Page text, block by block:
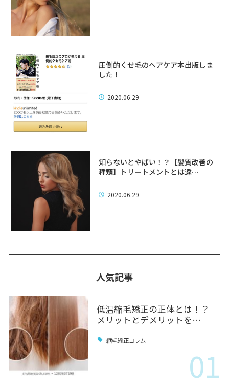
圧倒的くせ毛のヘアケア本出版しま
した！
2020.06.29
知らないとやばい！？【髪質改善の
種類】トリートメントとは違…
2020.06.29
人気記事
低温縮毛矯正の正体とは！？
メリットとデメリットを…
縮毛矯正コラム
01